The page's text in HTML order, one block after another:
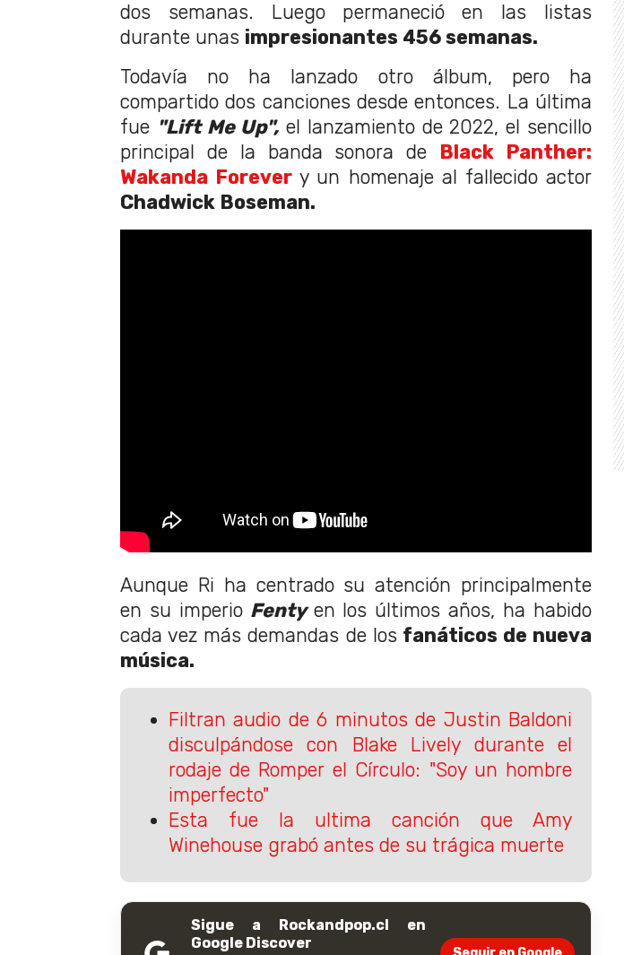
dos semanas. Luego permaneció en las listas
durante unas impresionantes 456 semanas.
Todavía no ha lanzado otro álbum, pero ha
compartido dos canciones desde entonces. La última
fue "Lift Me Up", el lanzamiento de 2022, el sencillo
principal de la banda sonora de Black Panther:
Wakanda Forever y un homenaje al fallecido actor
Chadwick Boseman.
Aunque Ri ha centrado su atención principalmente
en su imperioFenty en los últimos años, ha habido
cada vez más demandas de losfanáticos de nueva
música.
Filtran audio de 6 minutos de Justin Baldoni
disculpándose con Blake Lively durante el
rodaje de Romper el Círculo: "Soy un hombre
imperfecto"
Esta fue la ultima canción que Amy
Winehouse grabó antes de su trágica muerte
Sigue a Rockandpop.cl en
Google Discover